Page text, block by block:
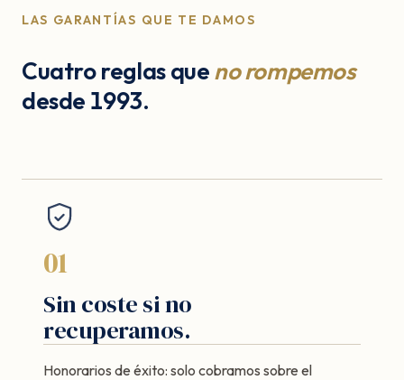
LAS GARANTÍAS QUE TE DAMOS
Cuatro reglas queno rompemos
desde 1993.
01
Sin coste si no
recuperamos.
Honorarios de éxito: solo cobramos sobre el